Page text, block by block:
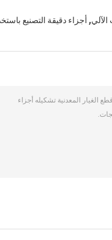
, أجزاء دقيقة التصنيع